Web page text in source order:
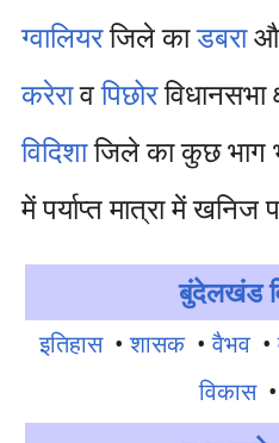
ग्वालियरजिले काडबरा
करेरावपिछोरविधानसभा
विदिशाजिले का कुछ भाग
में पर्याप्त मात्रा में खनिज
बुंदेलखंड
इतिहास•शासक•वैभव•
विकास